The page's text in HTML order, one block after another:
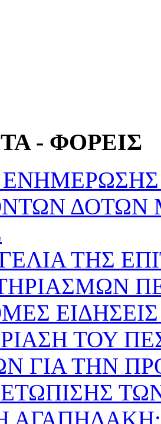
- ΦΟΡΕΙΣ
ΔΟΤΩΝ
ΤΗΣ
ΕΙΔΗΣΕΙΣ
ΤΟΥ
ΓΙΑ ΤΗΝ